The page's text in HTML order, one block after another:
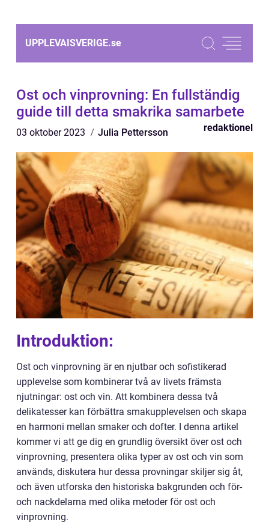
UPPLEVAISVERIGE.se
Ost och vinprovning: En fullständig
guide till detta smakrika samarbete
03 oktober 2023 Julia Pettersson redaktionel
Introduktion:
Ost och vinprovning är en njutbar och sofistikerad
upplevelse som kombinerar två av livets främsta
njutningar: ost och vin. Att kombinera dessa två
delikatesser kan förbättra smakupplevelsen och skapa
en harmoni mellan smaker och dofter. I denna artikel
kommer vi att ge dig en grundlig översikt över ost och
vinprovning, presentera olika typer av ost och vin som
används, diskutera hur dessa provningar skiljer sig åt,
och även utforska den historiska bakgrunden och för-
och nackdelarna med olika metoder för ost och
vinprovning.